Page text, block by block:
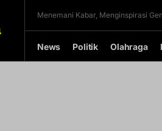
Menemani Kabar, Menginspirasi
News Politik Olahraga